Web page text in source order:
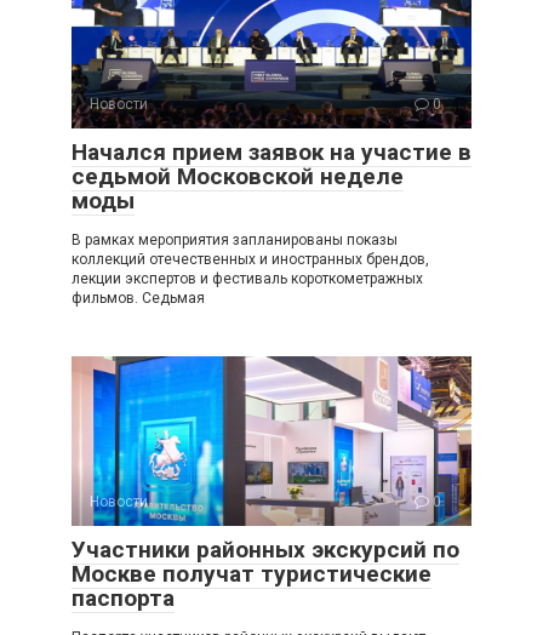
Новости 0
Начался прием заявок на участие в
седьмой Московской неделе
моды
В рамках мероприятия запланированы показы
коллекций отечественных и иностранных брендов,
лекции экспертов и фестиваль короткометражных
фильмов. Седьмая
Новости 0
Участники районных экскурсий по
Москве получат туристические
паспорта